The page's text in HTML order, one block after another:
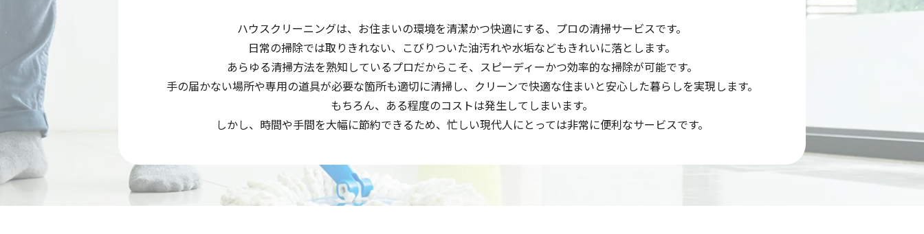
ハウスクリーニングは、お住まいの環境を清潔かつ快適にする、プロの清掃サービスです。
日常の掃除では取りきれない、こびりついた油汚れや水垢などもきれいに落とします。
あらゆる清掃方法を熟知しているプロだからこそ、スピーディーかつ効率的な掃除が可能です。
手の届かない場所や専用の道具が必要な箇所も適切に清掃し、クリーンで快適な住まいと安心した暮らしを実現します。
もちろん、ある程度のコストは発生してしまいます。
しかし、時間や手間を大幅に節約できるため、忙しい現代人にとっては非常に便利なサービスです。